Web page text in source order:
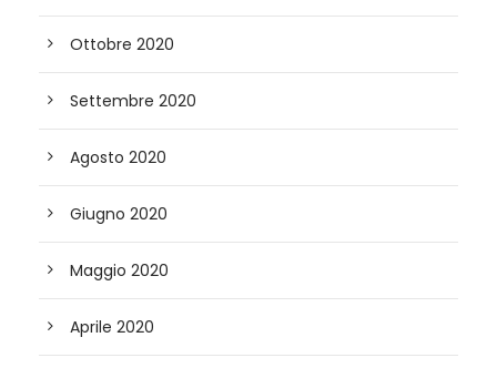
Ottobre 2020
Settembre 2020
Agosto 2020
Giugno 2020
Maggio 2020
Aprile 2020